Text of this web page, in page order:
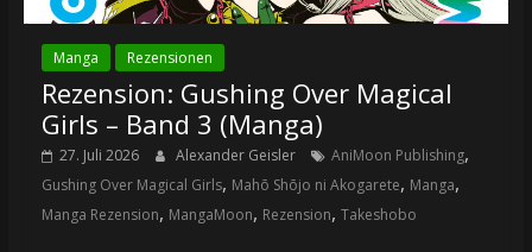
Manga Rezensionen
Rezension: Gushing Over Magical
Girls – Band 3 (Manga)
27. Juli 2026 Alexander Geisler AniMoon Publishing,
Gushing Over Magical Girls, Mahō Shōjo ni Akogarete, Manga,
Manga Rezension, MangaMoon, Rezension, Takeshobo